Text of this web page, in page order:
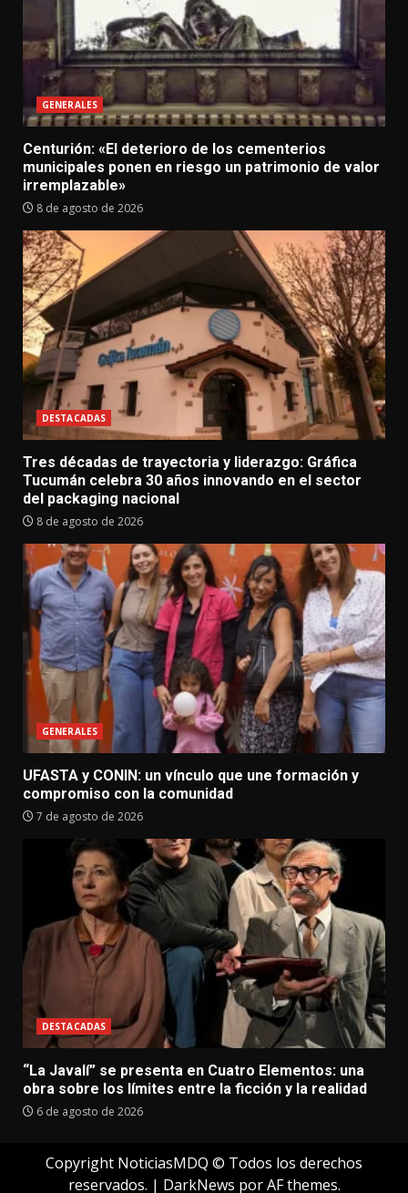
GENERALES
Centurión: «El deterioro de los cementerios
municipales ponen en riesgo un patrimonio de valor
irremplazable»
8 de agosto de 2026
DESTACADAS
Tres décadas de trayectoria y liderazgo: Gráfica
Tucumán celebra 30 años innovando en el sector
del packaging nacional
8 de agosto de 2026
GENERALES
UFASTA y CONIN: un vínculo que une formación y
compromiso con la comunidad
7 de agosto de 2026
DESTACADAS
“La Javalí” se presenta en Cuatro Elementos: una
obra sobre los límites entre la ficción y la realidad
6 de agosto de 2026
Copyright NoticiasMDQ © Todos los derechos
reservados. | DarkNews por AF themes.